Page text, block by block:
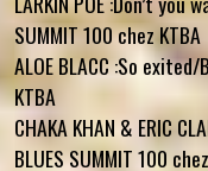
SUMMIT 100 chez KTBA
ALOE BLACC :So exited/
KTBA
CHAKA KHAN & ERIC
BLUES SUMMIT 100